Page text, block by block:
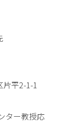
平2-1-1
ター教授応